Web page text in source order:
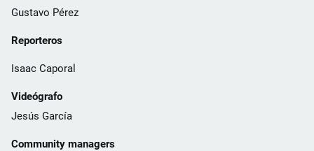
Gustavo Pérez
Reporteros
Isaac Caporal
Videógrafo
Jesús García
Community managers